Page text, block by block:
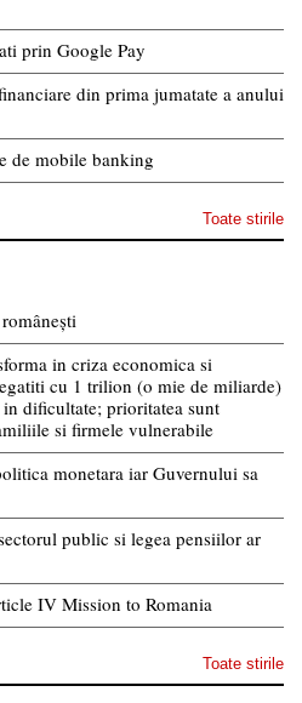
prin Google Pay
din prima jumatate a anului
de mobile banking
Toate stirile
in criza economica si
cu 1 trilion (o mie de miliarde)
dificultate; prioritatea sunt
si firmele vulnerabile
monetara iar Guvernului sa
public si legea pensiilor ar
IV Mission to Romania
Toate stirile